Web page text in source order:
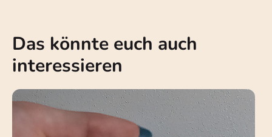
Das könnte euch auch
interessieren